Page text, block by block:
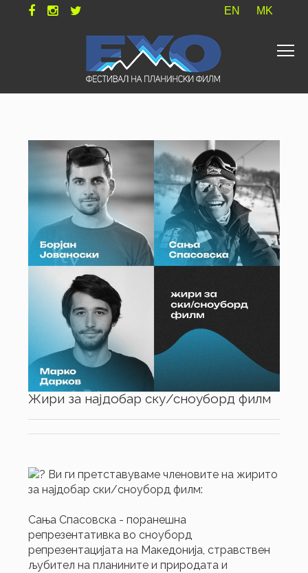
EN MK
Жири за најдобар ску/сноуборд филм
Ви ги претставуваме членовите на жирито
за најдобар ски/сноуборд филм:
Сања Спасовска - поранешна
репрезентативка во сноуборд
репрезентацијата на Македонија, стравствен
љубител на планините и природата и